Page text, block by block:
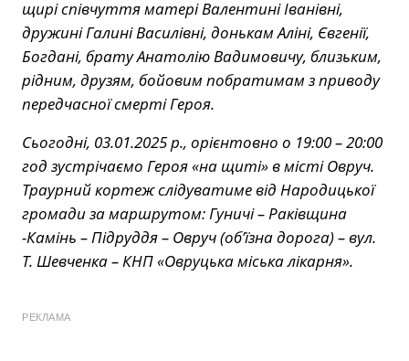
щирі співчуття матері Валентині Іванівні,
дружині Галині Василівні, донькам Аліні, Євгенії,
Богдані, брату Анатолію Вадимовичу, близьким,
рідним, друзям, бойовим побратимам з приводу
передчасної смерті Героя.
Сьогодні, 03.01.2025 р., орієнтовно о 19:00 – 20:00
год зустрічаємо Героя «на щиті» в місті Овруч.
Траурний кортеж слідуватиме від Народицької
громади за маршрутом: Гуничі – Раківщина
-Камінь – Підруддя – Овруч (об’їзна дорога) – вул.
Т. Шевченка – КНП «Овруцька міська лікарня».
РЕКЛАМА